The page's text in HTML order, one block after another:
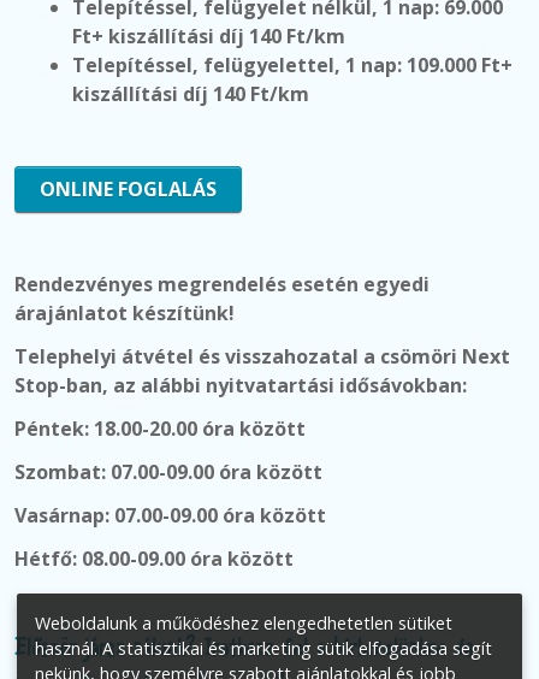
Telepítéssel, felügyelet nélkül, 1 nap: 69.000
Ft+ kiszállítási díj 140 Ft/km
Telepítéssel, felügyelettel, 1 nap: 109.000 Ft+
kiszállítási díj 140 Ft/km
ONLINE FOGLALÁS
Rendezvényes megrendelés esetén egyedi
árajánlatot készítünk!
Telephelyi átvétel és visszahozatal a csömöri Next
Stop-ban, az alábbi nyitvatartási idősávokban:
Péntek: 18.00-20.00 óra között
Szombat: 07.00-09.00 óra között
Vasárnap: 07.00-09.00 óra között
Hétfő: 08.00-09.00 óra között
Először jársz nálunk? Iratkozz fel a hírlevelünkre és
Weboldalunk a működéshez elengedhetetlen sütiket
használ. A statisztikai és marketing sütik elfogadása segít
nekünk, hogy személyre szabott ajánlatokkal és jobb